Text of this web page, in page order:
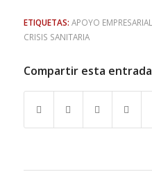
ETIQUETAS: APOYO EMPRESARIAL
CRISIS SANITARIA
Compartir esta entrada